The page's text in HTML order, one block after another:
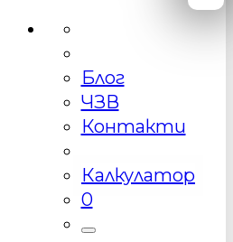
Блог
ЧЗВ
Контакти
Калкулатор
0